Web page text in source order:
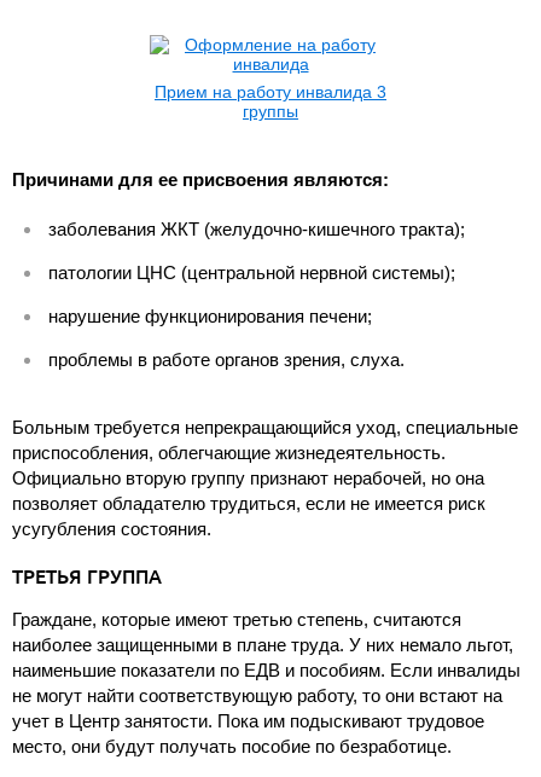
Прием на работу инвалида 3
группы
Причинами для ее присвоения являются:
заболевания ЖКТ (желудочно-кишечного тракта);
патологии ЦНС (центральной нервной системы);
нарушение функционирования печени;
проблемы в работе органов зрения, слуха.
Больным требуется непрекращающийся уход, специальные
приспособления, облегчающие жизнедеятельность.
Официально вторую группу признают нерабочей, но она
позволяет обладателю трудиться, если не имеется риск
усугубления состояния.
ТРЕТЬЯ ГРУППА
Граждане, которые имеют третью степень, считаются
наиболее защищенными в плане труда. У них немало льгот,
наименьшие показатели по ЕДВ и пособиям. Если инвалиды
не могут найти соответствующую работу, то они встают на
учет в Центр занятости. Пока им подыскивают трудовое
место, они будут получать пособие по безработице.